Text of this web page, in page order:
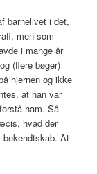
barnelivet i det,
men som
i mange år
(flere bøger)
hjernen og ikke
at han var
ham. Så
hvad der
At